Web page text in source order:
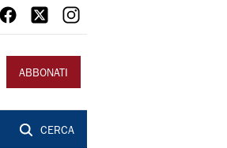
ABBONATI
CERCA